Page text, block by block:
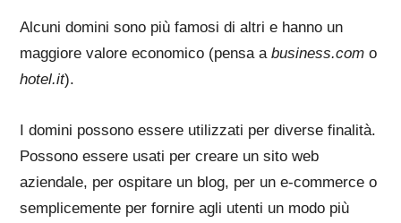
Alcuni domini sono più famosi di altri e hanno un
maggiore valore economico (pensa abusiness.com o
hotel.it).
I domini possono essere utilizzati per diverse finalità.
Possono essere usati per creare un sito web
aziendale, per ospitare un blog, per un e-commerce o
semplicemente per fornire agli utenti un modo più